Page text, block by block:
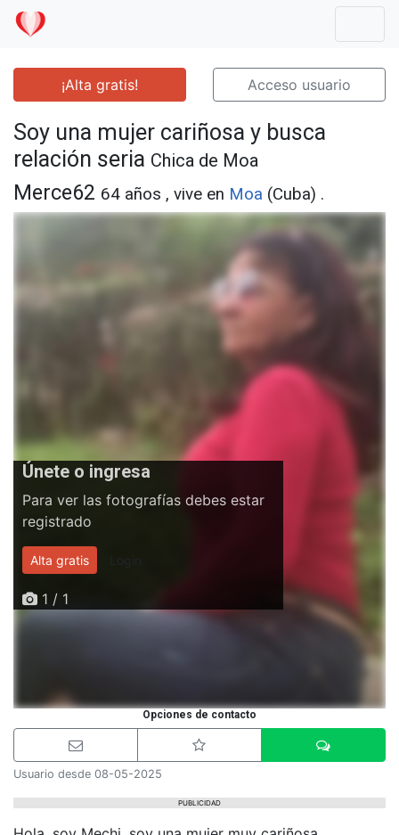
¡Alta gratis! Acceso usuario
Soy una mujer cariñosa y busca
relación seria Chica de Moa
Merce62 64 años , vive en Moa (Cuba) .
Únete o ingresa
Para ver las fotografías debes estar
registrado
Alta gratis Login
1 / 1
Opciones de contacto
Usuario desde 08-05-2025
PUBLICIDAD